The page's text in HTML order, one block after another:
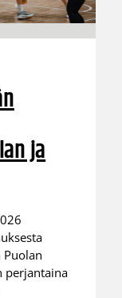
ja
Puolan
perjantaina